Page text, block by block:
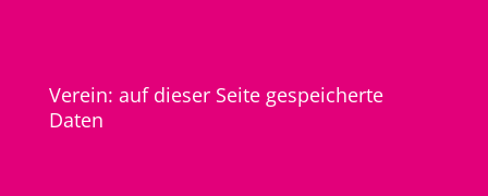
Verein: auf dieser Seite gespeicherte
Daten